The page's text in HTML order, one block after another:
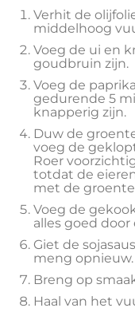
Verhit de
middelhoog
Voeg de ui en
goudbruin zijn.
Voeg de
gedurende 5
knapperig zijn.
Duw de
voeg de
Roer
totdat de
met de
Voeg de
alles goed door
Giet de
meng opnieuw.
Breng op
Haal van het